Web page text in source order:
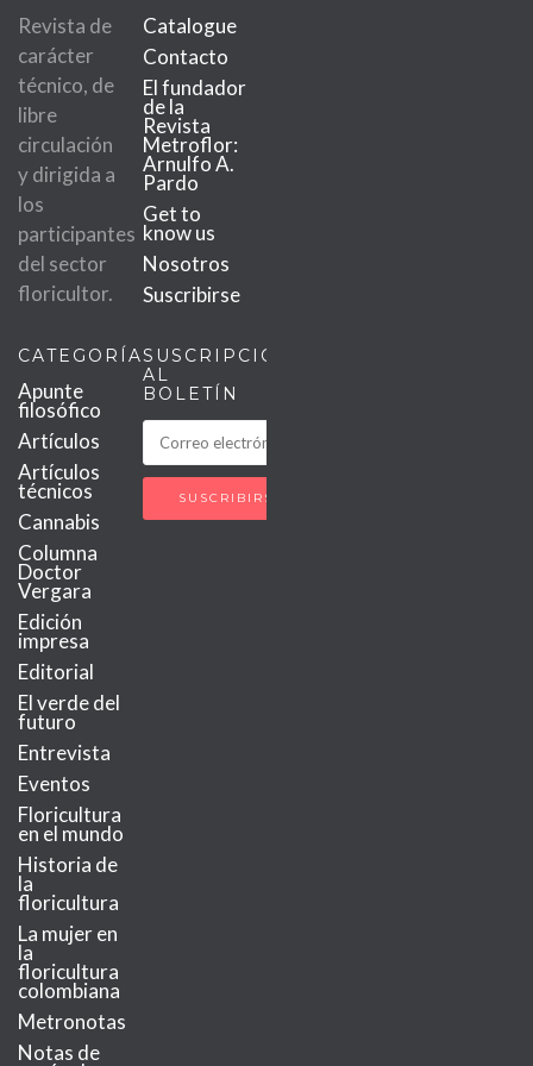
Revista de
carácter
técnico, de
libre
circulación
y dirigida a
los
participantes
del sector
floricultor.
Catalogue
Contacto
El fundador
de la
Revista
Metroflor:
Arnulfo A.
Pardo
Get to
know us
Nosotros
Suscribirse
CATEGORÍAS
Apunte
filosófico
Artículos
Artículos
técnicos
Cannabis
Columna
Doctor
Vergara
Edición
impresa
Editorial
El verde del
futuro
Entrevista
Eventos
Floricultura
en el mundo
Historia de
la
floricultura
La mujer en
la
floricultura
colombiana
Metronotas
Notas de
SUSCRIPCIÓN
AL
BOLETÍN